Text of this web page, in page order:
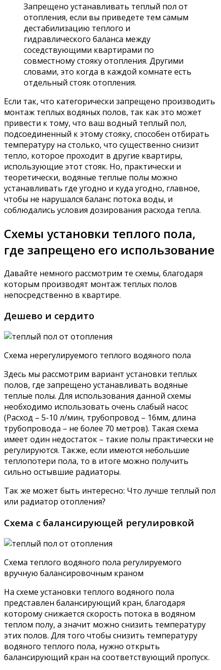
Запрещено устанавливать теплый пол от
отопления, если вы приведете тем самым
дестабилизацию теплого и
гидравлического баланса между
соседствующими квартирами по
совместному стояку отопления. Другими
словами, это когда в каждой комнате есть
отдельный стояк отопления.
Если так, что категорически запрещено производить
монтаж теплых водяных полов, так как это может
привести к тому, что ваш водный теплый пол,
подсоединенный к этому стояку, способен отбирать
температуру на столько, что существенно снизит
тепло, которое проходит в другие квартиры,
использующие этот стояк. Но, практически и
теоретически, водяные теплые полы можно
устанавливать где угодно и куда угодно, главное,
чтобы не нарушался баланс потока воды, и
соблюдались условия дозирования расхода тепла.
Схемы установки теплого пола,
где запрещено его использование
Давайте немного рассмотрим те схемы, благодаря
которым производят монтаж теплых полов
непосредственно в квартире.
Дешево и сердито
Схема нерегулируемого теплого водяного пола
Здесь мы рассмотрим вариант установки теплых
полов, где запрещено устанавливать водяные
теплые полы. Для использования данной схемы
необходимо использовать очень слабый насос
(Расход – 5-10 л/мин, трубопровод – 16мм, длина
трубопровода – не более 70 метров). Такая схема
имеет один недостаток – такие полы практически не
регулируются. Также, если имеются небольшие
теплопотери пола, то в итоге можно получить
сильно остывшие радиаторы.
Так же может быть интересно: Что лучше теплый пол
или радиатор отопления?
Схема с балансирующей регулировкой
Схема теплого водяного пола регулируемого
вручную балансировочным краном
На схеме установки теплого водяного пола
представлен балансирующий кран, благодаря
которому снижается скорость потока в водяном
теплом полу, а значит можно снизить температуру
этих полов. Для того чтобы снизить температуру
водяного теплого пола, нужно открыть
балансирующий кран на соответствующий пропуск.